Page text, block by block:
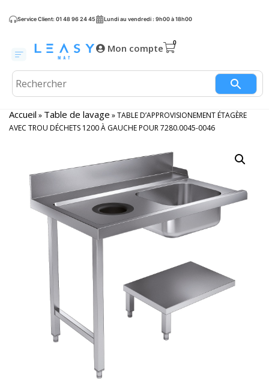
Service Client: 01 48 96 24 45 Lundi au vendredi : 9h00 à 18h00
Mon compte
Accueil » Table de lavage »TABLE D’APPROVISIONEMENT ÉTAGÈRE
AVEC TROU DÉCHETS 1200 À GAUCHE POUR 7280.0045-0046